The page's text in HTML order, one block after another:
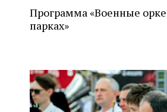
Программа «Военные
парках»